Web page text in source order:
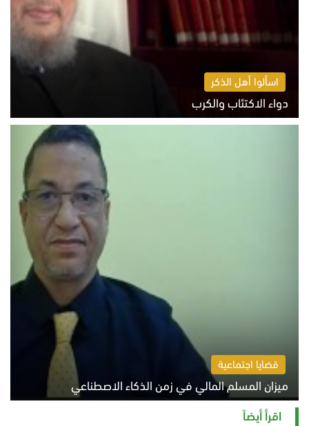
اسألوا أهل الذكر
دواء الاكتئاب والكرب
السبت 8 أغسطس 2026 10:54 ص
قضايا اجتماعية
ميزان المسلم المالي في زمن الذكاء الاصطناعي
السبت 8 أغسطس 2026 11:21 ص
اقرأ أيضاً